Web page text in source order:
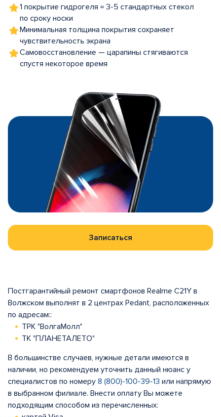
1 покрытие гидрогеля = 3-5 стандартных стекол
по сроку носки
Минимальная толщина покрытия сохраняет
чувствительность экрана
Самовосстановление — царапины стягиваются
спустя некоторое время
Записаться
Постгарантийный ремонт смартфонов Realme C21Y в
Волжском выполнят в 2 центрах Pedant, расположенных
по адресам::
ТРК "ВолгаМолл"
ТК "ПЛАНЕТАЛЕТО"
В большинстве случаев, нужные детали имеются в
наличии, но рекомендуем уточнить данный нюанс у
специалистов по номеру 8 (800)-100-39-13 или напрямую
в выбранном филиале. Внести оплату Вы можете
подходящим способом из перечисленных: